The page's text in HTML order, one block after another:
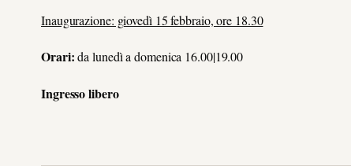
Inaugurazione: giovedì 15 febbraio, ore 18.30
Orari:da lunedì a domenica 16.00|19.00
Ingresso libero